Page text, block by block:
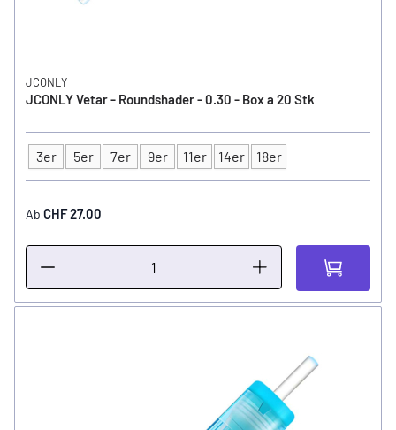
JCONLY
JCONLY Vetar - Roundshader - 0.30 - Box a 20 Stk
Typ
3er 5er 7er 9er 11er 14er 18er
Ab CHF 27.00